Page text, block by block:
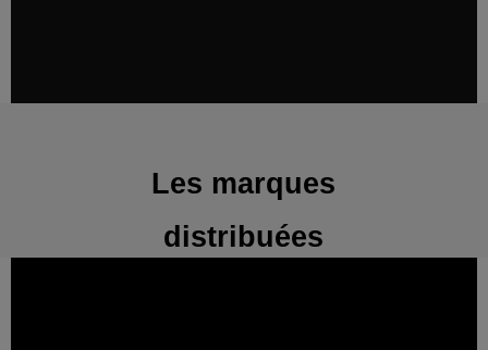
Les marques
distribuées